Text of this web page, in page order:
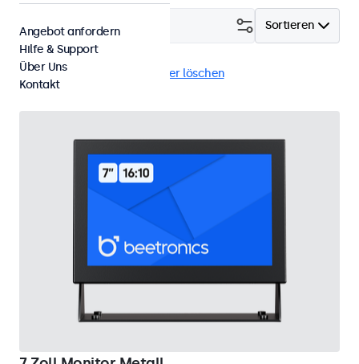
Sortieren
Filtern (24
Tisch Dimmbar Alle Filter löschen
Angebot anfordern
Hilfe & Support
Über Uns
Kontakt